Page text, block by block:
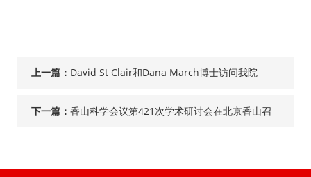
上一篇： David St Clair和Dana March博士访问我院
下一篇： 香山科学会议第421次学术研讨会在北京香山召